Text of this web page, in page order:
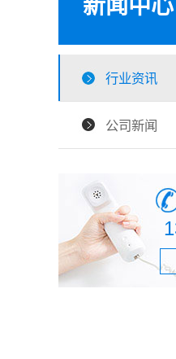
新闻中心
行业资讯
公司新闻